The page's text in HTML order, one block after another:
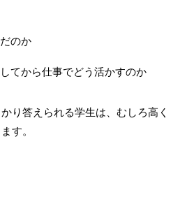
のか
てから仕事でどう活かすのか
り答えられる学生は、むしろ高く
す。